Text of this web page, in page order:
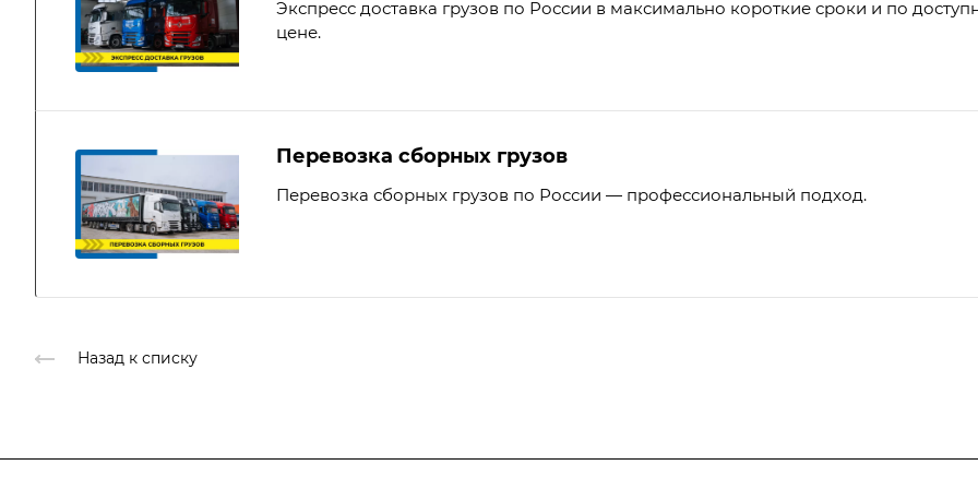
Экспресс доставка грузов по России в максимально короткие сроки и по
цене.
Перевозка сборных грузов
Перевозка сборных грузов по России — профессиональный подход.
Назад к списку